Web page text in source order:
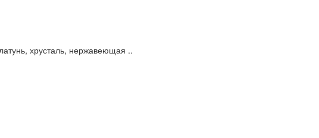
хрусталь, нержавеющая ..